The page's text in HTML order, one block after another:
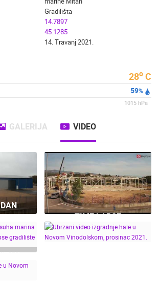
Gradilišta
14.7897
45.1285
14. Travanj 2021.
28o C
59%
1015 hPa
GALERIJA VIDEO
TIME LAPSE
IZGRADNJE NOVE SUHE
MARINE MITAN - NOVI
-
TIME